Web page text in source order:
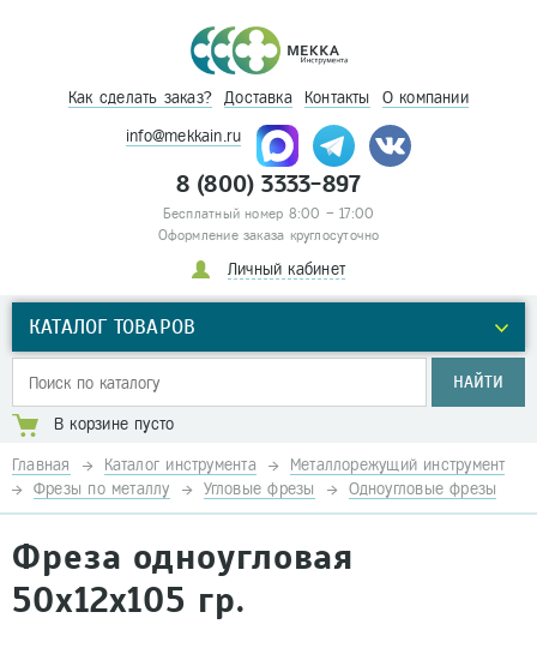
Как сделать заказ? Доставка Контакты О компании
info@mekkain.ru
8 (800) 3333-897
Бесплатный номер 8:00 – 17:00
Оформление заказа круглосуточно
Личный кабинет
КАТАЛОГ ТОВАРОВ
НАЙТИ
В корзине пусто
Главная Каталог инструмента
Металлорежущий инструмент
Фрезы по металлу
Угловые фрезы Одноугловые фрезы
Фреза одноугловая
50х12х105 гр.